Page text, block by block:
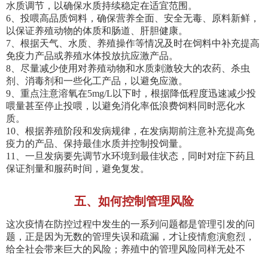
水质调节，以确保水质持续稳定在适宜范围。
6、投喂高品质饲料，确保营养全面、安全无毒、原料新鲜，
以保证养殖动物的体质和肠道、肝胆健康。
7、根据天气、水质、养殖操作等情况及时在饲料中补充提高
免疫力产品或养殖水体投放抗应激产品。
8、尽量减少使用对养殖动物和水质刺激较大的农药、杀虫
剂、消毒剂和一些化工产品，以避免应激。
9、重点注意溶氧在5mg/L以下时，根据降低程度迅速减少投
喂量甚至停止投喂，以避免消化率低浪费饲料同时恶化水
质。
10、根据养殖阶段和发病规律，在发病期前注意补充提高免
疫力的产品、保持最佳水质并控制投饲量。
11、一旦发病要先调节水环境到最佳状态，同时对症下药且
保证剂量和服药时间，避免复发。
五、如何控制管理风险
这次疫情在防控过程中发生的一系列问题都是管理引发的问
题，正是因为无数的管理失误和疏漏，才让疫情愈演愈烈，
给全社会带来巨大的风险；养殖中的管理风险同样无处不